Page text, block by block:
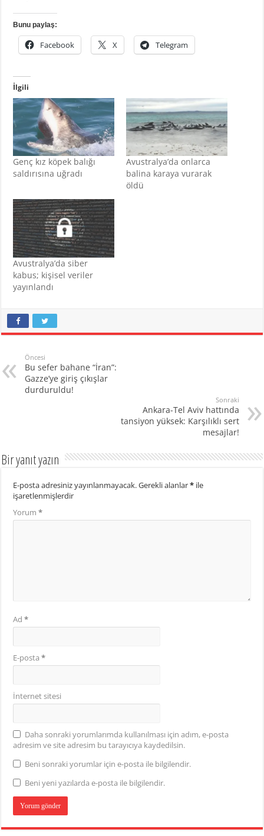
Bunu paylaş:
Facebook X Telegram
İlgili
Genç kız köpek balığı
saldırısına uğradı
Avustralya’da onlarca
balina karaya vurarak
öldü
Avustralya’da siber
kabus; kişisel veriler
yayınlandı
Öncesi
Bu sefer bahane “İran”:
Gazze’ye giriş çıkışlar
durduruldu!
Sonraki
Ankara-Tel Aviv hattında
tansiyon yüksek: Karşılıklı sert
mesajlar!
Bir yanıt yazın
E-posta adresiniz yayınlanmayacak.Gerekli alanlar* ile
işaretlenmişlerdir
Yorum*
Ad*
E-posta*
İnternet sitesi
Daha sonraki yorumlarımda kullanılması için adım, e-posta
adresim ve site adresim bu tarayıcıya kaydedilsin.
Beni sonraki yorumlar için e-posta ile bilgilendir.
Beni yeni yazılarda e-posta ile bilgilendir.